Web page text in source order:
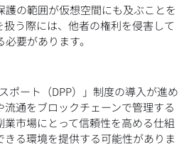
護の範囲が仮想空間にも及ぶことを
う際には、他者の権利を侵害して
要があります。
ポート（DPP）」制度の導入が進め
流通をブロックチェーンで管理する
市場にとって信頼性を高める仕組
る環境を提供する可能性がありま